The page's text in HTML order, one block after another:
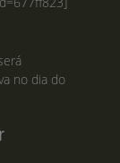
no dia do